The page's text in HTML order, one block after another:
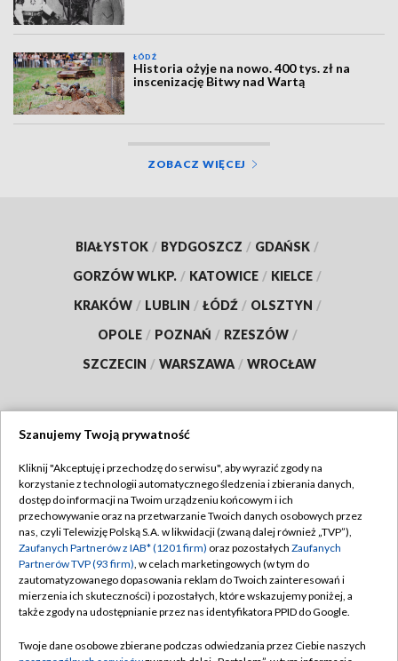
ŁÓDŹ
Historia ożyje na nowo. 400 tys. zł na
inscenizację Bitwy nad Wartą
ZOBACZ WIĘCEJ
BIAŁYSTOK / BYDGOSZCZ / GDAŃSK /
GORZÓW WLKP. / KATOWICE / KIELCE /
KRAKÓW / LUBLIN / ŁÓDŹ / OLSZTYN /
OPOLE / POZNAŃ / RZESZÓW /
SZCZECIN / WARSZAWA / WROCŁAW
TVP
Abonament TVP
Emisja w TVP
Centrum informacji TVP
Naziemna Telewizja Cyfrowa
Regulamin TVP
Polityka prywatności
Moje zgody
Pomoc
Szanujemy Twoją prywatność
Kliknij "Akceptuję i przechodzę do serwisu", aby wyrazić zgody na
korzystanie z technologii automatycznego śledzenia i zbierania danych,
dostęp do informacji na Twoim urządzeniu końcowym i ich
przechowywanie oraz na przetwarzanie Twoich danych osobowych przez
nas, czyli Telewizję Polską S.A. w likwidacji (zwaną dalej również „TVP”),
Zaufanych Partnerów z IAB* (1201 firm) oraz pozostałych Zaufanych
Partnerów TVP (93 firm), w celach marketingowych (w tym do
zautomatyzowanego dopasowania reklam do Twoich zainteresowań i
mierzenia ich skuteczności) i pozostałych, które wskazujemy poniżej, a
także zgody na udostępnianie przez nas identyfikatora PPID do Google.
Twoje dane osobowe zbierane podczas odwiedzania przez Ciebie naszych